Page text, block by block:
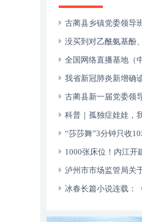
古蔺县乡镇党委领导
没买到对乙酰氨基酚
可以临时替代
全国网络直播基地（
动运行
我省新冠肺炎新增确
古蔺县新一届党委领
科普｜孤独症娃娃，
少？
“莎莎舞”3分钟只收
有，还可以······
1000张床位！内江开
位于——
泸州市市场监管局关
动自行车智能阻止系统
冰春长篇小说连载：